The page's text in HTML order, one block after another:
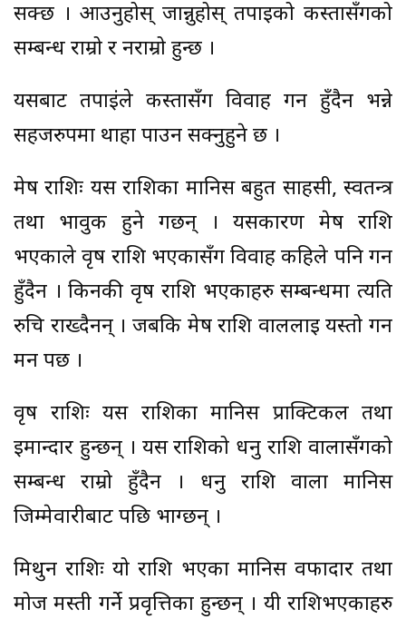
सक्छ । आउनुहोस् जान्नुहोस् तपाईको कस्तासँगको
सम्बन्ध राम्रो र नराम्रो हुन्छ ।
यसबाट तपाईंले कस्तासँग विवाह गर्न हुँदैन भन्ने
सहजरुपमा थाहा पाउन सक्नुहुने छ ।
मेष राशिः यस राशिका मानिस बहुत साहसी, स्वतन्त्र
तथा भावुक हुने गर्छन् । यसकारण मेष राशि
भएकाले वृष राशि भएकासँग विवाह कहिले पनि गर्न
हुँदैन । किनकी वृष राशि भएकाहरु सम्बन्धमा त्यति
रुचि राख्दैनन् । जबकि मेष राशि वाललाई यस्तो गर्न
मन पर्छ ।
वृष राशिः यस राशिका मानिस प्राक्टिकल तथा
इमान्दार हुन्छन् । यस राशिको धनु राशि वालासँगको
सम्बन्ध राम्रो हुँदैन । धनु राशि वाला मानिस
जिम्मेवारीबाट पछि भाग्छन् ।
मिथुन राशिः यो राशि भएका मानिस वफादार तथा
मोज मस्ती गर्ने प्रवृत्तिका हुन्छन् । यी राशिभएकाहरु